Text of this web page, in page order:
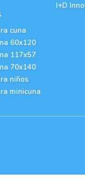
cuna
60x120
117x57
70x140
niños
minicuna
I+D